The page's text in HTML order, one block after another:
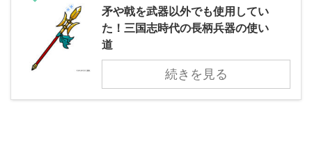
矛や戟を武器以外でも使用してい
た！三国志時代の長柄兵器の使い
道
続きを見る